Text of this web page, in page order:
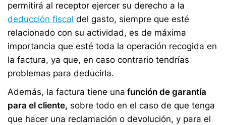
permitirá al receptor ejercer su derecho a la
deducción fiscal del gasto, siempre que esté
relacionado con su actividad, es de máxima
importancia que esté toda la operación recogida en
la factura, ya que, en caso contrario tendrías
problemas para deducirla.
Además, la factura tiene una función de garantía
para el cliente, sobre todo en el caso de que tenga
que hacer una reclamación o devolución, y para el